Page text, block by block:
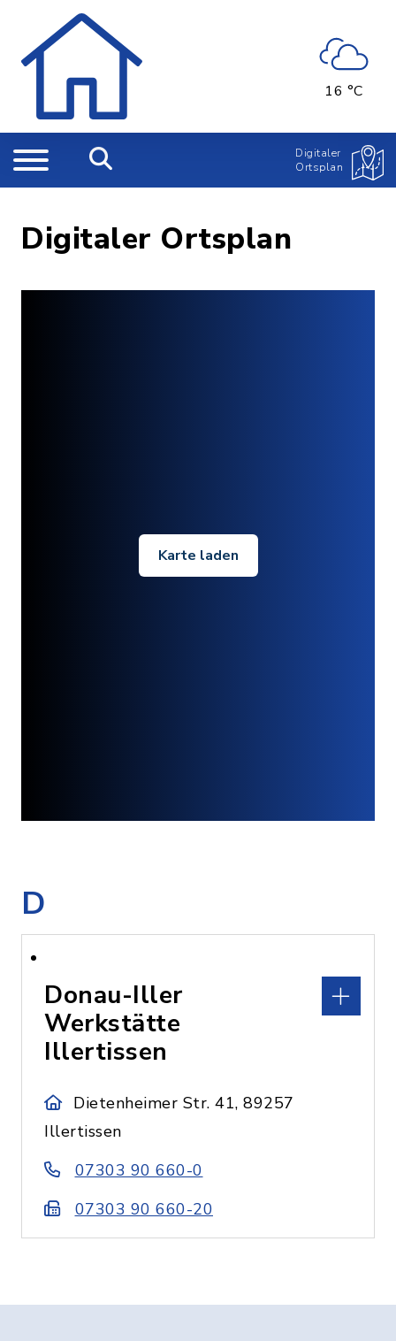
16 °C
Digitaler
Ortsplan
Digitaler Ortsplan
Karte laden
D
Donau-Iller
Werkstätte
Illertissen
Dietenheimer Str. 41, 89257
Illertissen
07303 90 660-0
07303 90 660-20